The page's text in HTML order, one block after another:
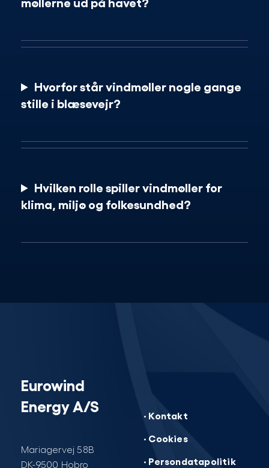
Hvorfor står vindmøller nogle gange
stille i blæsevejr?
Hvilken rolle spiller vindmøller for
klima, miljø og folkesundhed?
Eurowind
Energy A/S
Mariagervej 58B
DK-9500 Hobro
· Kontakt
· Cookies
· Persondatapolitik